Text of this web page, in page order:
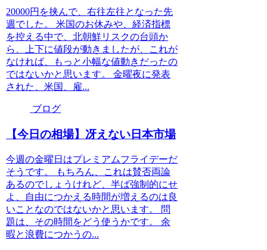
20000円を挟んで、右往左往となった先
週でした。 米国のお休みや、経済指標
を控える中で、北朝鮮リスクの台頭か
ら、上下に値段が動きましたが、これが
なければ、もっと小幅な値動きだったの
ではないかと思います。 金曜夜に発表
された、米国、雇...
ブログ
【今日の相場】冴えない日本市場
今週の金曜日はプレミアムフライデーだ
そうです。 もちろん、これは賛否両論
あるのでしょうけれど、半ば強制的にせ
よ、自由につかえる時間が増えるのは良
いことなのではないかと思います。 問
題は、その時間をどう使うかです。 余
暇と浪費につかうの...